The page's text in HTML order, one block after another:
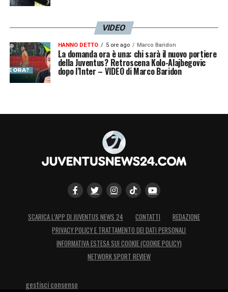
VIDEO
HANNO DETTO 5 ore ago Marco Baridon
La domanda ora è una: chi sarà il nuovo portiere
della Juventus? Retroscena Kolo-Alajbegovic
dopo l’Inter – VIDEO di Marco Baridon
SCARICA L’APP DI JUVENTUS NEWS 24 CONTATTI
REDAZIONE
PRIVACY POLICY E TRATTAMENTO DEI DATI PERSONALI
INFORMATIVA ESTESA SUI COOKIE (COOKIE POLICY)
NETWORK SPORT REVIEW
gestisci consenso